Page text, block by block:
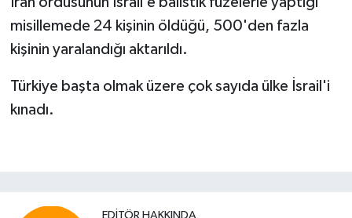
misillemede 24 kişinin öldüğü, 500'den fazla
kişinin yaralandığı aktarıldı.
Türkiye başta olmak üzere çok sayıda ülke İsrail'i
kınadı.
EDITÖR HAKKINDA